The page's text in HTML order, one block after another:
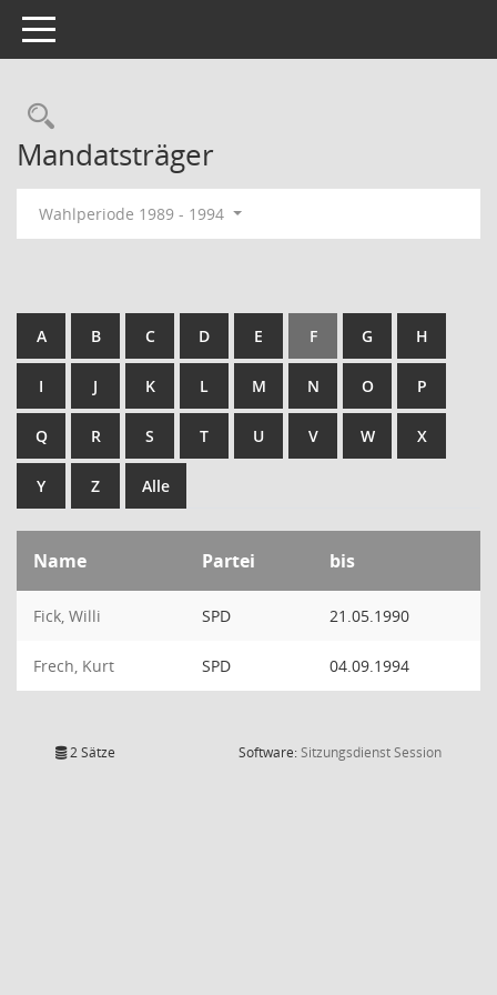
Toggle navigation
Rechercheauswahl
Mandatsträger
Wahlperiode 1989 - 1994
A B C D E F G H
I J K L M N O P
Q R S T U V W X
Y Z Alle
Name Partei bis
Fick, Willi SPD 21.05.1990
Frech, Kurt SPD 04.09.1994
2 Sätze Software:SitzungsdienstSession(Wird in